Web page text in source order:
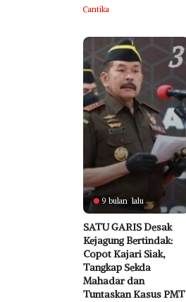
Cantika
3
9 bulan lalu
SATU GARIS Desak
Kejagung Bertindak:
Copot Kajari Siak,
Tangkap Sekda
Mahadar dan
Tuntaskan Kasus PMT